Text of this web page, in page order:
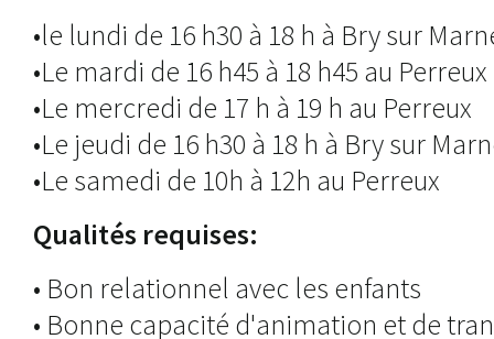
•le lundi de 16 h30 à 18 h à Bry sur
•Le mardi de 16 h45 à 18 h45 au Perreux
•Le mercredi de 17 h à 19 h au Perreux
•Le jeudi de 16 h30 à 18 h à Bry sur
•Le samedi de 10h à 12h au Perreux
Qualités requises:
• Bon relationnel avec les enfants
• Bonne capacité d'animation et de